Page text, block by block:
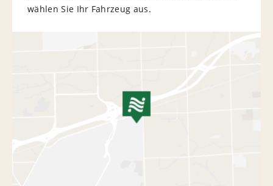
wählen Sie Ihr Fahrzeug aus.